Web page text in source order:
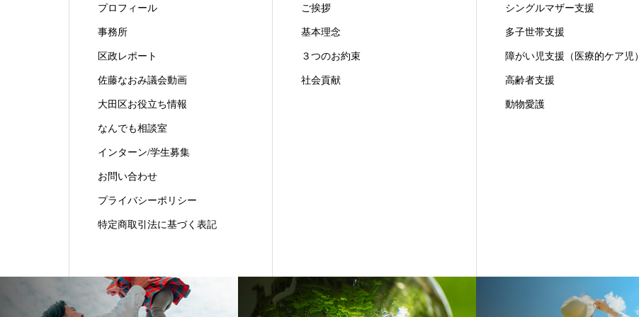
プロフィール
事務所
区政レポート
佐藤なおみ議会動画
大田区お役立ち情報
なんでも相談室
インターン/学生募集
お問い合わせ
プライバシーポリシー
特定商取引法に基づく表記
ご挨拶
基本理念
３つのお約束
社会貢献
シングルマザー支援
多子世帯支援
障がい児支援（医療的ケア児）
高齢者支援
動物愛護